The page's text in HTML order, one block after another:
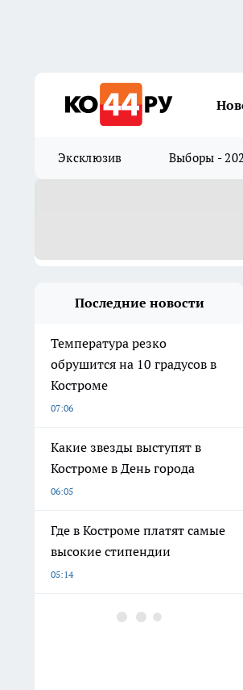
Эксклюзив Выборы -
Последние новости
Температура резко
обрушится на 10 градусов в
Костроме
07:06
Какие звезды выступят в
Костроме в День города
06:05
Где в Костроме платят самые
высокие стипендии
05:14
Назвали самое грибное